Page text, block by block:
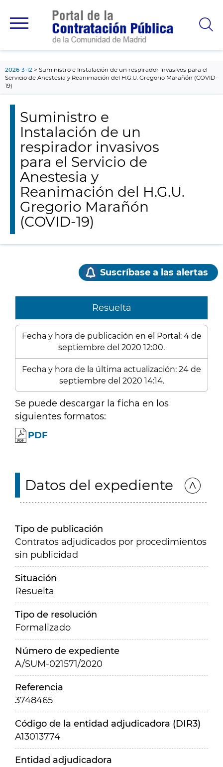
principal
2026-3-12
Suministro e Instalación de un respirador invasivos para el
Servicio de Anestesia y Reanimación del H.G.U. Gregorio Marañón (COVID-
19)
Suministro e
Instalación de un
respirador invasivos
para el Servicio de
Anestesia y
Reanimación del H.G.U.
Gregorio Marañón
(COVID-19)
Suscríbase a las alertas
Resuelta
Fecha y hora de publicación en el Portal: 4 de
septiembre del 2020 12:00.
Fecha y hora de la última actualización: 24 de
septiembre del 2020 14:14.
Se puede descargar la ficha en los
siguientes formatos:
PDF
Datos del expediente
Tipo de publicación
Contratos adjudicados por procedimientos
sin publicidad
Situación
Resuelta
Tipo de resolución
Formalizado
Número de expediente
A/SUM-021571/2020
Referencia
3748465
Código de la entidad adjudicadora (DIR3)
A13013774
Entidad adjudicadora